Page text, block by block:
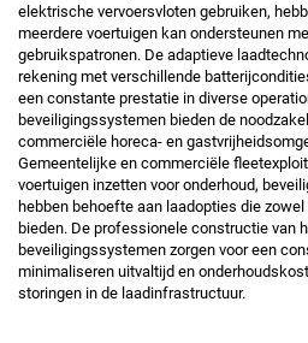
elektrische vervoersvloten gebruiken,
meerdere voertuigen kan ondersteunen
gebruikspatronen. De adaptieve
rekening met verschillende
een constante prestatie in diverse
beveiligingssystemen bieden de
commerciële horeca- en
Gemeentelijke en commerciële
voertuigen inzetten voor onderhoud,
hebben behoefte aan laadopties die
bieden. De professionele constructie van
beveiligingssystemen zorgen voor een
minimaliseren uitvaltijd en
storingen in de laadinfrastructuur.